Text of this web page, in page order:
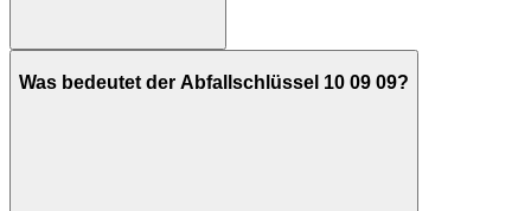
Was bedeutet der Abfallschlüssel 10 09 09?